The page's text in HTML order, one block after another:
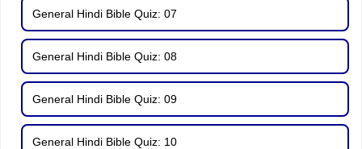
General Hindi Bible Quiz: 07
General Hindi Bible Quiz: 08
General Hindi Bible Quiz: 09
General Hindi Bible Quiz: 10